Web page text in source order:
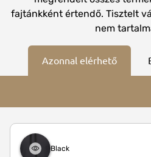
fajtánkként értendő. Tisztelt
nem
Azonnal elérhető
Black